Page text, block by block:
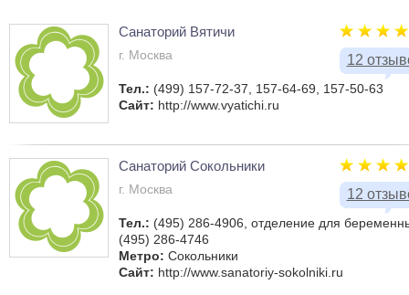
12
Санаторий Вятичи
г. Москва
Тел.: (499) 157-72-37, 157-64-69, 157-50-63
Сайт: http://www.vyatichi.ru
12
Санаторий Сокольники
г. Москва
Тел.: (495) 286-4906, отделение для
(495) 286-4746
Метро: Сокольники
Сайт: http://www.sanatoriy-sokolniki.ru